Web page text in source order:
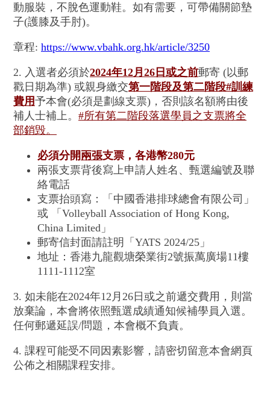
動服裝，不脫色運動鞋。如有需要，可帶備關節墊
子(護膝及手肘)。
章程: https://www.vbahk.org.hk/article/3250
2. 入選者必須於2024年12月26日或之前郵寄 (以郵
戳日期為準) 或親身繳交第一階段及第二階段#訓練
費用予本會(必須是劃線支票)，否則該名額將由後
補人士補上。 #所有第二階段落選學員之支票將全
部銷毁。
必須分開兩張支票，各港幣280元
兩張支票背後寫上申請人姓名、甄選編號及聯
絡電話
支票抬頭寫：「中國香港排球總會有限公司」
或 「Volleyball Association of Hong Kong,
China Limited」
郵寄信封面請註明「YATS 2024/25」
地址：香港九龍觀塘榮業街2號振萬廣場11樓
1111-1112室
3. 如未能在2024年12月26日或之前遞交費用，則當
放棄論，本會將依照甄選成績通知候補學員入選。
任何郵遞延誤/問題，本會概不負責。
4. 課程可能受不同因素影響，請密切留意本會網頁
公佈之相關課程安排。